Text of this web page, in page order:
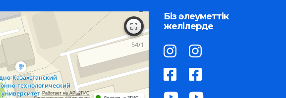
Работает на API 2ГИС
Біз әлеуметтік
желілерде